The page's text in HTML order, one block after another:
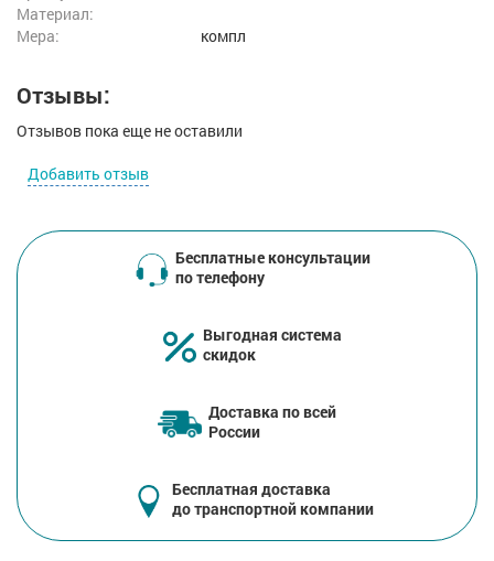
Материал:
Мера:
компл
Отзывы:
Отзывов пока еще не оставили
Добавить отзыв
Бесплатные консультации
по телефону
Выгодная система
скидок
Доставка по всей
России
Бесплатная доставка
до транспортной компании